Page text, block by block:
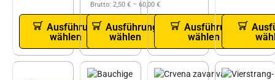
Ausführung
wählen
Brutto: 2,50 €– 60,00 €
Ausführung
wählen
Ausführung
wählen